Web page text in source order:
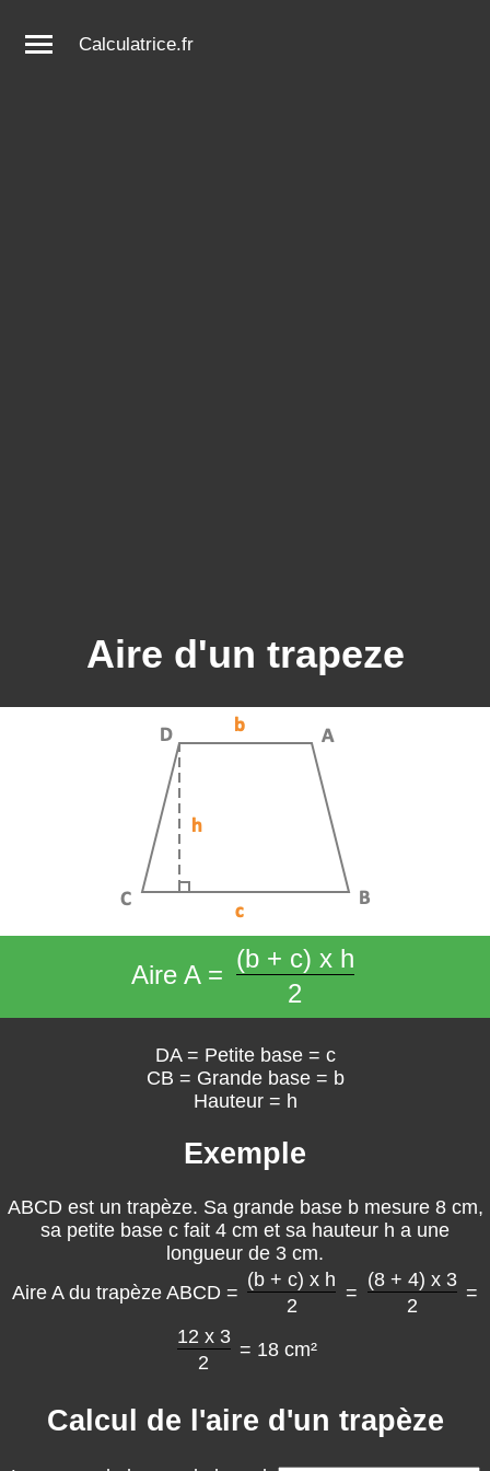
Calculatrice.fr
Aire d'un trapeze
Aire A =
(b + c) x h
2
DA = Petite base = c
CB = Grande base = b
Hauteur = h
Exemple
ABCD est un trapèze. Sa grande base b mesure 8 cm,
sa petite base c fait 4 cm et sa hauteur h a une
longueur de 3 cm.
Aire A du trapèze ABCD =
(b + c) x h
2
=
(8 + 4) x 3
2
=
12 x 3
2
= 18 cm²
Calcul de l'aire d'un trapèze